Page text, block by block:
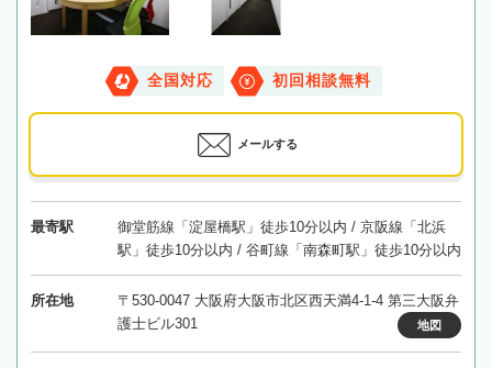
全国対応 初回相談無料
メールする
最寄駅
御堂筋線「淀屋橋駅」徒歩10分以内 / 京阪線「北浜
駅」徒歩10分以内 / 谷町線「南森町駅」徒歩10分以内
所在地
〒530-0047 大阪府大阪市北区西天満4-1-4 第三大阪弁
護士ビル301
地図